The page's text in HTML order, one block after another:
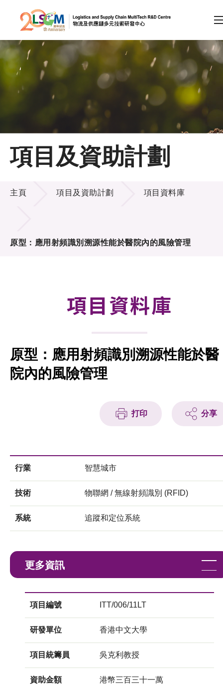
跳到內容（按回車鍵）
會員登入
A A EN 繁 简
主頁
關於LSCM
技術商品化
合作計劃
徵求研發項目計劃書
項目夥伴
項目及資助計劃
項目及資助計劃
主頁 項目及資助計劃 項目資料庫
原型：應用射頻識別溯源性能於醫院內的風險管理
項目資料庫
原型：應用射頻識別溯源性能於醫
院內的風險管理
打印 分享
行業 智慧城市
技術 物聯網 / 無線射頻識別 (RFID)
系統 追蹤和定位系統
更多資訊
項目編號 ITT/006/11LT
研發單位 香港中文大學
項目統籌員 吳克利教授
資助金額 港幣三百三十一萬